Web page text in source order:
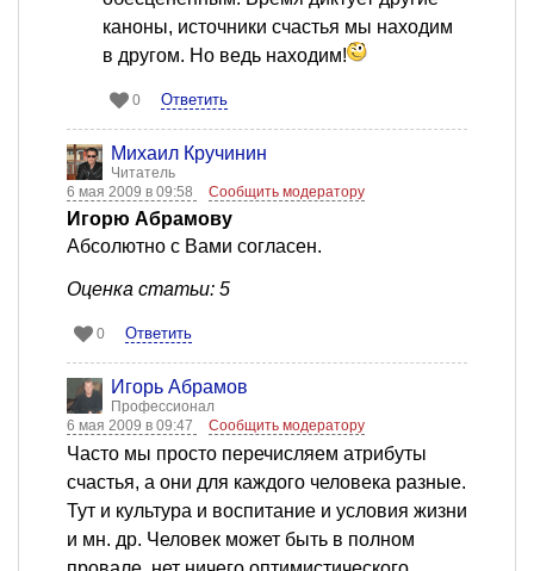
каноны, источники счастья мы находим
в другом. Но ведь находим!
0 Ответить
Михаил Кручинин
Читатель
6 мая 2009 в 09:58
Сообщить модератору
Игорю Абрамову
Абсолютно с Вами согласен.
Оценка статьи: 5
0 Ответить
Игорь Абрамов
Профессионал
6 мая 2009 в 09:47
Сообщить модератору
Часто мы просто перечисляем атрибуты
счастья, а они для каждого человека разные.
Тут и культура и воспитание и условия жизни
и мн. др. Человек может быть в полном